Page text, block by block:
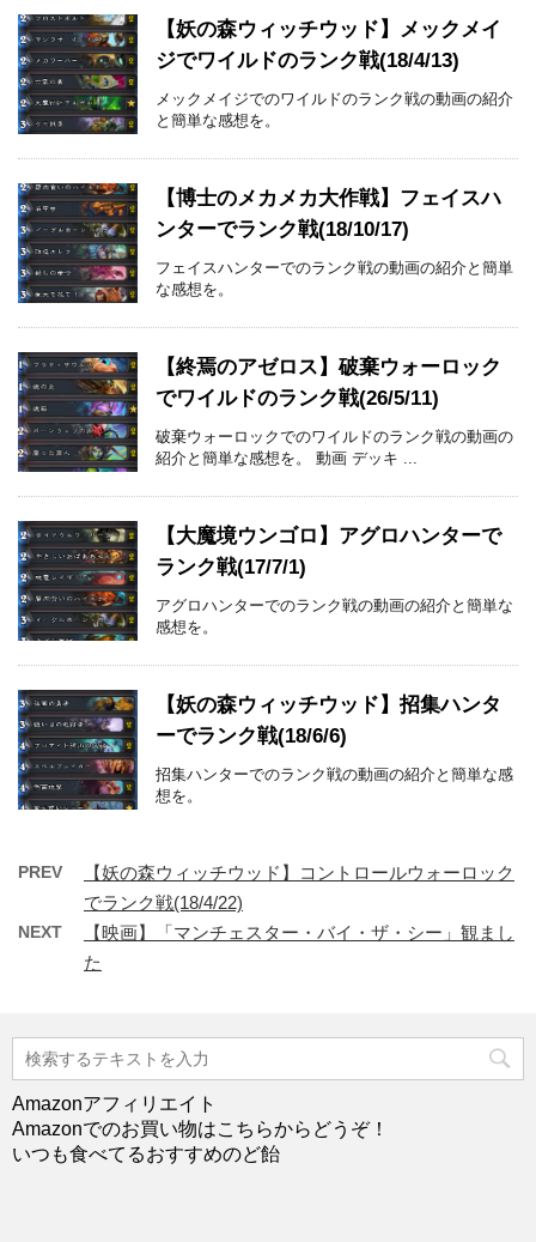
【妖の森ウィッチウッド】メックメイ
ジでワイルドのランク戦(18/4/13)
メックメイジでのワイルドのランク戦の動画の紹介
と簡単な感想を。
【博士のメカメカ大作戦】フェイスハ
ンターでランク戦(18/10/17)
フェイスハンターでのランク戦の動画の紹介と簡単
な感想を。
【終焉のアゼロス】破棄ウォーロック
でワイルドのランク戦(26/5/11)
破棄ウォーロックでのワイルドのランク戦の動画の
紹介と簡単な感想を。 動画 デッキ ...
【大魔境ウンゴロ】アグロハンターで
ランク戦(17/7/1)
アグロハンターでのランク戦の動画の紹介と簡単な
感想を。
【妖の森ウィッチウッド】招集ハンタ
ーでランク戦(18/6/6)
招集ハンターでのランク戦の動画の紹介と簡単な感
想を。
PREV
【妖の森ウィッチウッド】コントロールウォーロック
でランク戦(18/4/22)
NEXT
【映画】「マンチェスター・バイ・ザ・シー」観まし
た
Amazonアフィリエイト
Amazonでのお買い物はこちらからどうぞ！
いつも食べてるおすすめのど飴